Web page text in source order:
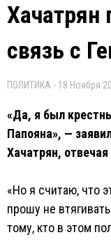
Хачатрян
связь с
ПОЛИТИКА - 18 Ноября
«Да, я был
Папояна», —
Хачатрян,
«Но я считаю, что
прошу не
тому, кто в этом